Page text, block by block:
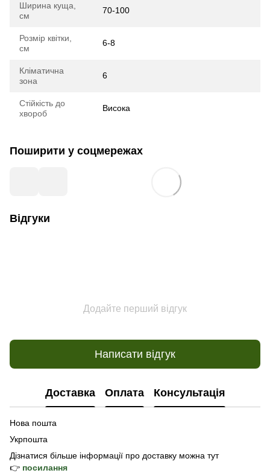
Ширина куща,
см
70-100
Розмір квітки,
см
6-8
Кліматична
зона
6
Стійкість до
хвороб
Висока
Поширити у соцмережах
Відгуки
Додайте перший відгук
Написати відгук
Доставка Оплата Консультація
Нова пошта
Укрпошта
Дізнатися більше інформації про доставку можна тут
👉 посилання